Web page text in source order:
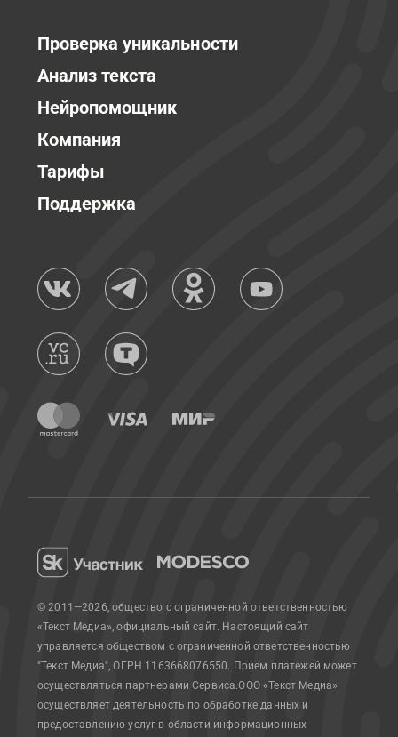
Проверка уникальности
Анализ текста
Нейропомощник
Компания
Тарифы
Поддержка
© 2011—2026, общество с ограниченной ответственностью
«Текст Медиа», официальный сайт. Настоящий сайт
управляется обществом с ограниченной ответственностью
"Текст Медиа", ОГРН 1163668076550. Прием платежей может
осуществляться партнерами Сервиса.ООО «Текст Медиа»
осуществляет деятельность по обработке данных и
предоставлению услуг в области информационных